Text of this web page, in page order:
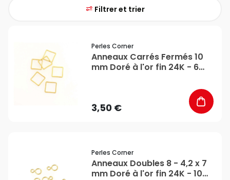
Filtrer et trier
Perles Corner
Anneaux Carrés Fermés 10
mm Doré à l'or fin 24K - 6
3,50 €
Perles Corner
Anneaux Doubles 8 - 4,2 x 7
mm Doré à l'or fin 24K - 10